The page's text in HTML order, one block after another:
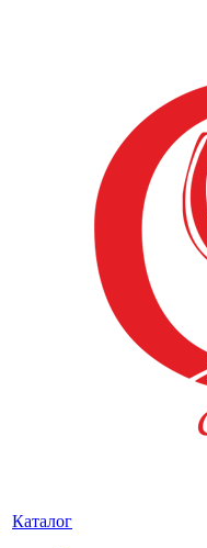
Каталог